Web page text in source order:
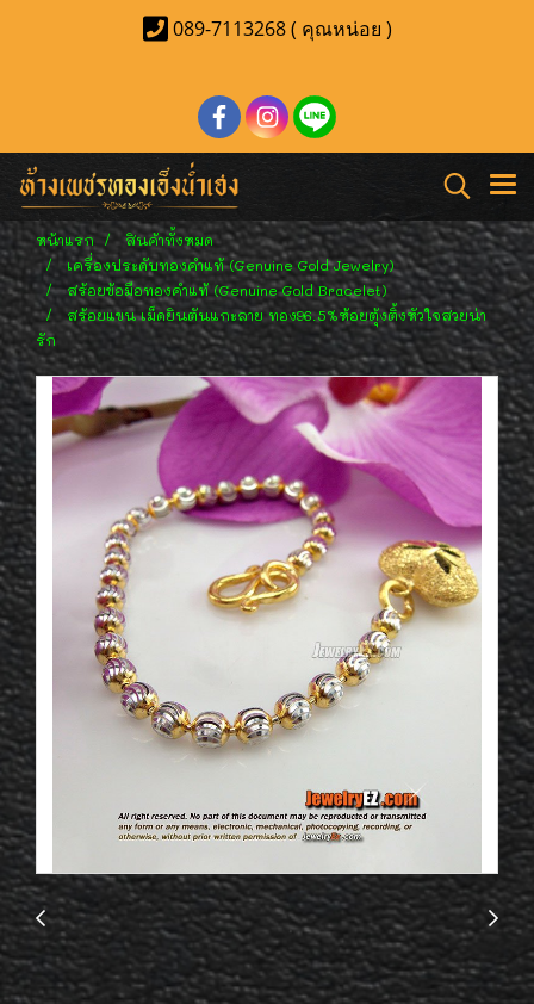
089-7113268 ( คุณหน่อย )
หน้าแรก
สินค้าทั้งหมด
เครื่องประดับทองคำแท้ (Genuine Gold Jewelry)
สร้อยข้อมือทองคำแท้ (Genuine Gold Bracelet)
สร้อยแขน เม็ดยินตันแกะลาย ทอง96.5%ห้อยตุ้งติ้งหัวใจสวยน่า
รัก